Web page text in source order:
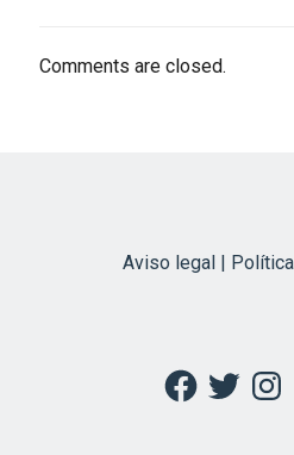
Comments are closed.
Aviso legal |
Facebook
Twitter